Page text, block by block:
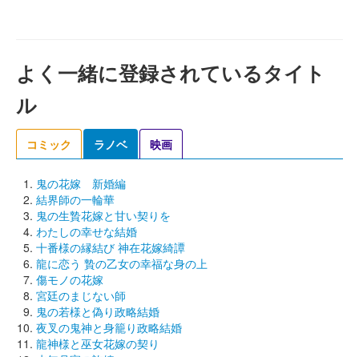
よく一緒に登録されているタイト
ル
コミック ラノベ 映画
鬼の花嫁 新婚編
結界師の一輪華
鬼の生贄花嫁と甘い契りを
わたしの幸せな結婚
十番様の縁結び 神在花嫁綺譚
龍に恋う 贄の乙女の幸福な身の上
傷モノの花嫁
宮廷のまじない師
鬼の若様と偽り政略結婚
夜叉の鬼神と身籠り政略結婚
龍神様と巫女花嫁の契り